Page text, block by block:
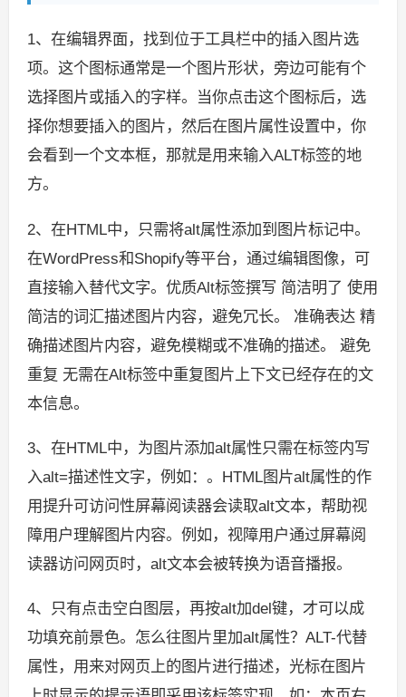
1、在编辑界面，找到位于工具栏中的插入图片选
项。这个图标通常是一个图片形状，旁边可能有个
选择图片或插入的字样。当你点击这个图标后，选
择你想要插入的图片，然后在图片属性设置中，你
会看到一个文本框，那就是用来输入ALT标签的地
方。
2、在HTML中，只需将alt属性添加到图片标记中。
在WordPress和Shopify等平台，通过编辑图像，可
直接输入替代文字。优质Alt标签撰写 简洁明了 使用
简洁的词汇描述图片内容，避免冗长。 准确表达 精
确描述图片内容，避免模糊或不准确的描述。 避免
重复 无需在Alt标签中重复图片上下文已经存在的文
本信息。
3、在HTML中，为图片添加alt属性只需在标签内写
入alt=描述性文字，例如：。HTML图片alt属性的作
用提升可访问性屏幕阅读器会读取alt文本，帮助视
障用户理解图片内容。例如，视障用户通过屏幕阅
读器访问网页时，alt文本会被转换为语音播报。
4、只有点击空白图层，再按alt加del键，才可以成
功填充前景色。怎么往图片里加alt属性？ALT-代替
属性，用来对网页上的图片进行描述，光标在图片